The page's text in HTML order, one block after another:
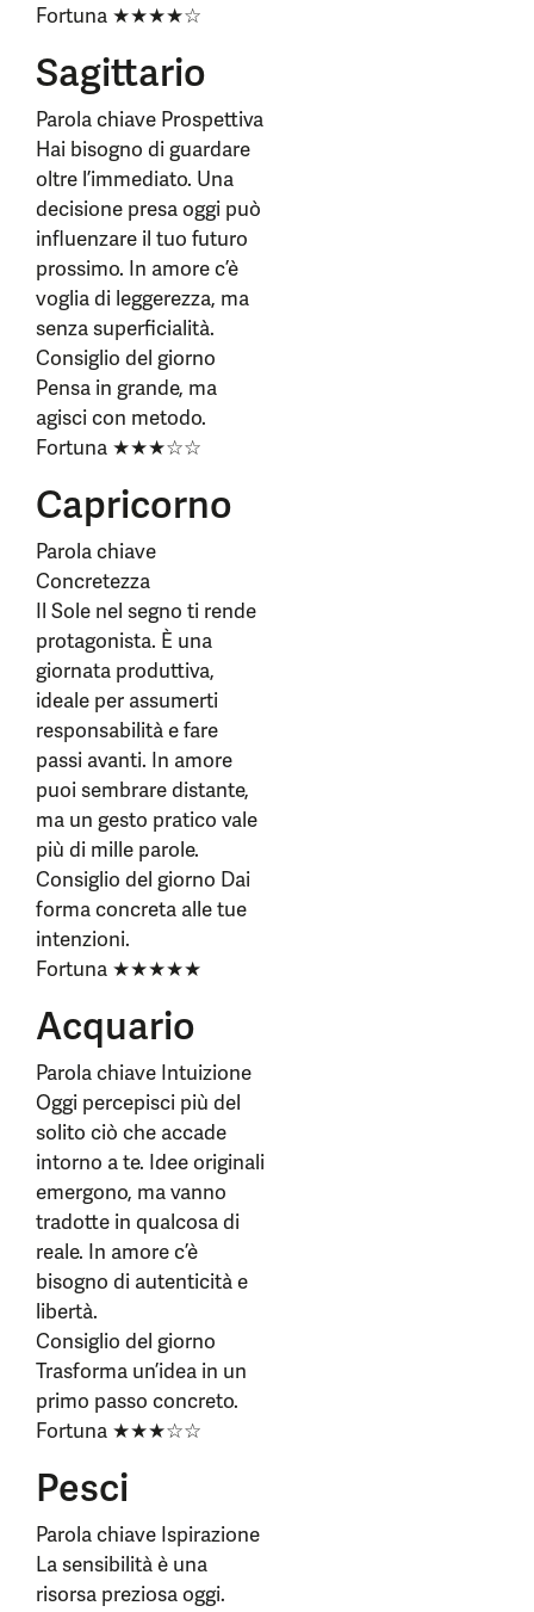
Fortuna ★★★★☆
Sagittario
Parola chiave Prospettiva
Hai bisogno di guardare
oltre l’immediato. Una
decisione presa oggi può
influenzare il tuo futuro
prossimo. In amore c’è
voglia di leggerezza, ma
senza superficialità.
Consiglio del giorno
Pensa in grande, ma
agisci con metodo.
Fortuna ★★★☆☆
Capricorno
Parola chiave
Concretezza
Il Sole nel segno ti rende
protagonista. È una
giornata produttiva,
ideale per assumerti
responsabilità e fare
passi avanti. In amore
puoi sembrare distante,
ma un gesto pratico vale
più di mille parole.
Consiglio del giorno Dai
forma concreta alle tue
intenzioni.
Fortuna ★★★★★
Acquario
Parola chiave Intuizione
Oggi percepisci più del
solito ciò che accade
intorno a te. Idee originali
emergono, ma vanno
tradotte in qualcosa di
reale. In amore c’è
bisogno di autenticità e
libertà.
Consiglio del giorno
Trasforma un’idea in un
primo passo concreto.
Fortuna ★★★☆☆
Pesci
Parola chiave Ispirazione
La sensibilità è una
risorsa preziosa oggi.